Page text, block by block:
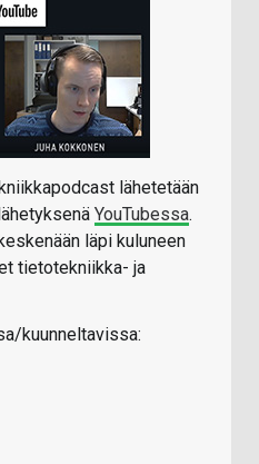
lähetetään
YouTubessa.
läpi kuluneen
tietotekniikka- ja
kuunneltavissa: